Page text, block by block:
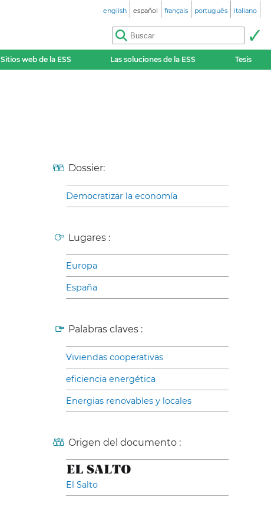
english español français português italiano
Sitios web de la ESS Las soluciones de la ESS Tesis
Dossier:
Democratizar la economía
Lugares :
Europa
España
Palabras claves :
Viviendas cooperativas
eficiencia energética
Energias renovables y locales
Origen del documento :
El Salto